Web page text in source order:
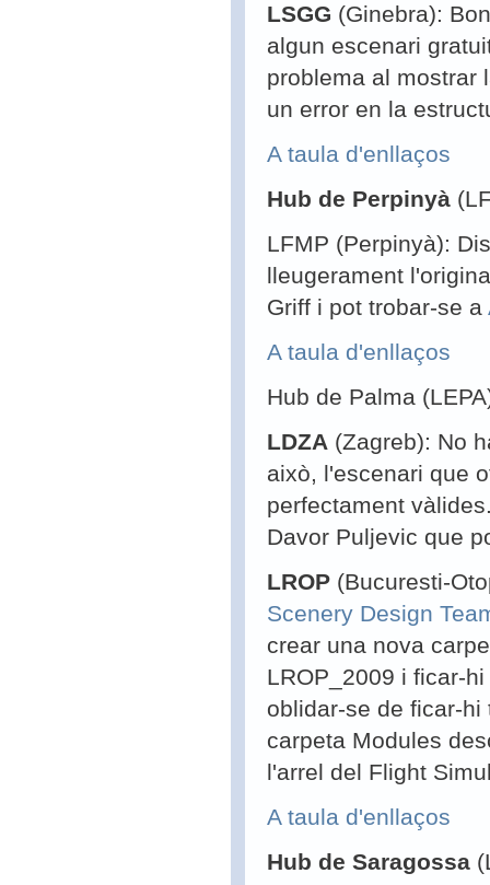
LSGG (Ginebra):
algun escenari
problema al mostrar
un error en la
A taula d'enllaços
Hub de Perpinyà
LFMP (Perpinyà):
lleugerament
Griff i pot trobar-se a
A taula d'enllaços
Hub de Palma
LDZA (Zagreb): No
això, l'escenari que
perfectament
Davor Puljevic que
LROP (Bucuresti-
Scenery Design
crear una nova
LROP_2009 i ficar-
oblidar-se de ficar-
carpeta Modules
l'arrel del Flight
A taula d'enllaços
Hub de Saragossa